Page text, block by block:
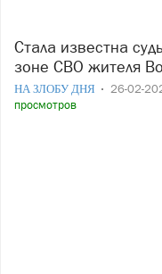
Стала известна судьба пропавшего без вести в
зоне СВО жителя
НА ЗЛОБУ ДНЯ 26-02-
просмотров